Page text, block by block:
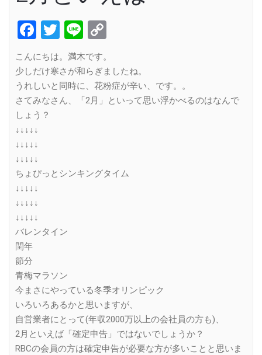
Facebook
Twitter
Line
こんにちは。満木です。
少しだけ寒さが和らぎましたね。
うれしいと同時に、花粉症が辛い、です。。
さてみなさん、「2月」といって思い浮かべるのはなんで
しょう？
↓↓↓↓↓
↓↓↓↓↓
↓↓↓↓↓
ちょぴっとシンキングタイム
↓↓↓↓↓
↓↓↓↓↓
↓↓↓↓↓
バレンタイン
閏年
節分
青梅マラソン
今まさにやっている冬季オリンピック
いろいろあるかと思いますが、
自営業者にとって(年収2000万以上の会社員の方も)、
2月といえば「確定申告」ではないでしょうか？
RBCの会員の方は確定申告が必要な方が多いことと思いま